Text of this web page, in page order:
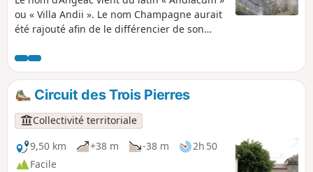
ou « Villa Andii ». Le nom Champagne aurait
été rajouté afin de le différencier de son
compose de deux bourgs : Angeac et
Roissac. Ses distilleries professionnelles sont
un atout majeur dans la production
importante d’eau-de-vie.
Circuit des Trois Pierres
Collectivité territoriale
9,50 km
+38 m -38 m
2h 50
Facile